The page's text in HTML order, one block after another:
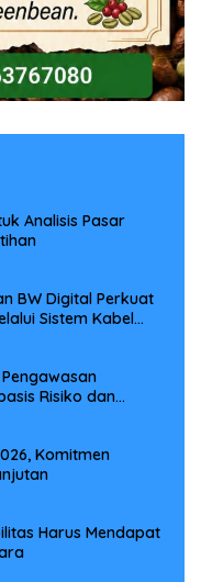
Analisis Pasar
BW Digital Perkuat
Sistem Kabel
Risiko dan
Komitmen
Harus Mendapat